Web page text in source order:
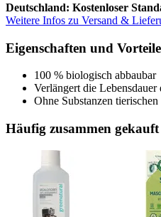
Deutschland: Kostenloser
Weitere Infos zu Versand &
Eigenschaften und Vorteile
100 % biologisch abbaubar
Verlängert die Lebensdauer
Ohne Substanzen
Häufig zusammen